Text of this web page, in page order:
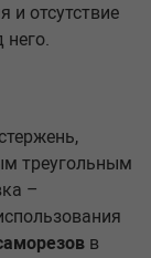
и отсутствие
него.
треугольным
–
в